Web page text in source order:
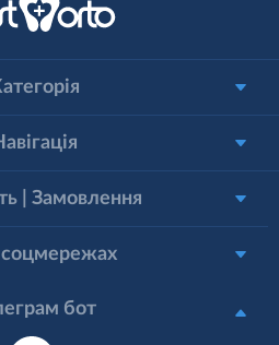
| Замовлення
бот